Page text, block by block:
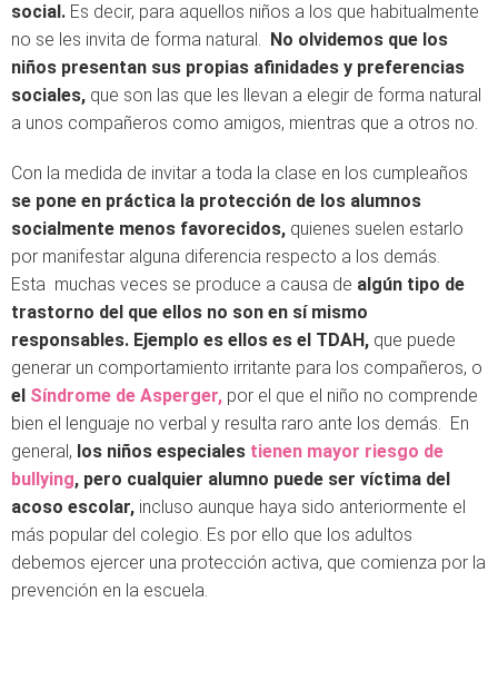
social. Es decir, para aquellos niños a los que habitualmente
no se les invita de forma natural. No olvidemos que los
niños presentan sus propias afinidades y preferencias
sociales, que son las que les llevan a elegir de forma natural
a unos compañeros como amigos, mientras que a otros no.
Con la medida de invitar a toda la clase en los cumpleaños
se pone en práctica la protección de los alumnos
socialmente menos favorecidos, quienes suelen estarlo
por manifestar alguna diferencia respecto a los demás.
Esta muchas veces se produce a causa de algún tipo de
trastorno del que ellos no son en sí mismo
responsables. Ejemplo es ellos es el TDAH, que puede
generar un comportamiento irritante para los compañeros, o
el Síndrome de Asperger, por el que el niño no comprende
bien el lenguaje no verbal y resulta raro ante los demás. En
general, los niños especiales tienen mayor riesgo de
bullying, pero cualquier alumno puede ser víctima del
acoso escolar, incluso aunque haya sido anteriormente el
más popular del colegio. Es por ello que los adultos
debemos ejercer una protección activa, que comienza por la
prevención en la escuela.